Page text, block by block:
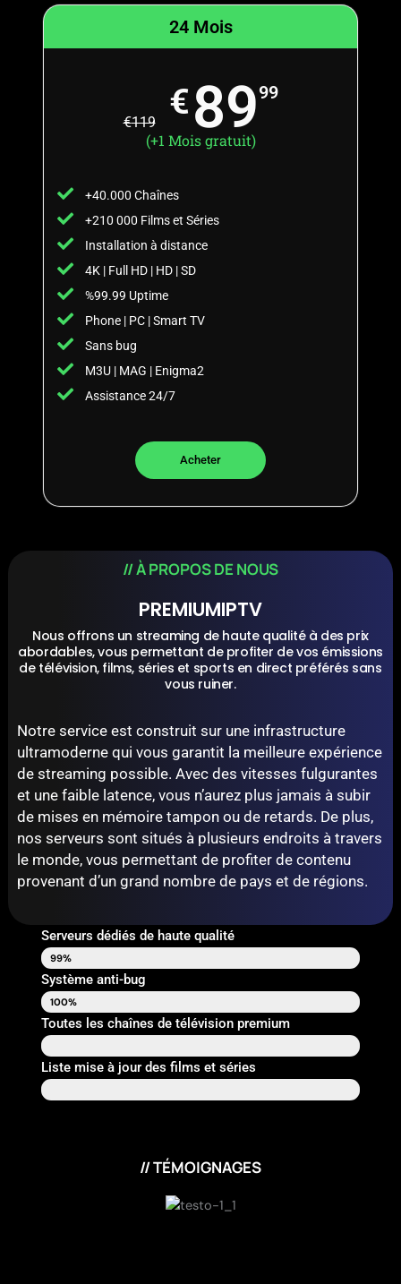
24 Mois
€119 €8999
(+1 Mois gratuit)
+40.000 Chaînes
+210 000 Films et Séries
Installation à distance
4K | Full HD | HD | SD
%99.99 Uptime
Phone | PC | Smart TV
Sans bug
M3U | MAG | Enigma2
Assistance 24/7
Acheter​
// À PROPOS DE NOUS
PREMIUMIPTV
Nous offrons un streaming de haute qualité à des prix
abordables, vous permettant de profiter de vos émissions
de télévision, films, séries et sports en direct préférés sans
vous ruiner.
Notre service est construit sur une infrastructure
ultramoderne qui vous garantit la meilleure expérience
de streaming possible. Avec des vitesses fulgurantes
et une faible latence, vous n’aurez plus jamais à subir
de mises en mémoire tampon ou de retards. De plus,
nos serveurs sont situés à plusieurs endroits à travers
le monde, vous permettant de profiter de contenu
provenant d’un grand nombre de pays et de régions.
Serveurs dédiés de haute qualité
Uptime
99%
Système anti-bug
Système anti-bug
100%
Toutes les chaînes de télévision premium
Liste mise à jour des films et séries
// TÉMOIGNAGES